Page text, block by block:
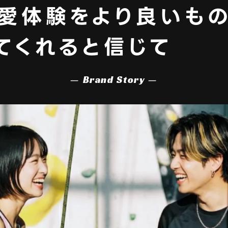
体験をより良いも
くれると信じて
— Brand Story —